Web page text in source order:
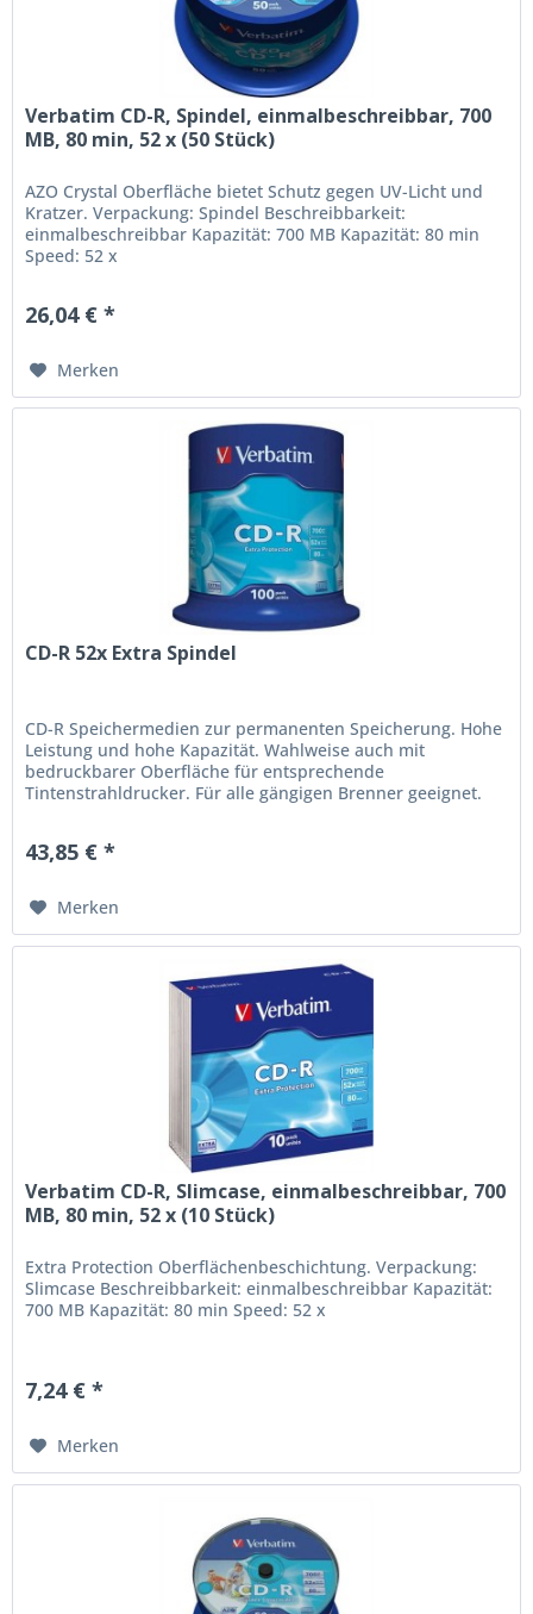
Verbatim CD-R, Spindel, einmalbeschreibbar, 700
MB, 80 min, 52 x (50 Stück)
AZO Crystal Oberfläche bietet Schutz gegen UV-Licht und
Kratzer. Verpackung: Spindel Beschreibbarkeit:
einmalbeschreibbar Kapazität: 700 MB Kapazität: 80 min
Speed: 52 x
26,04 € *
Merken
CD-R 52x Extra Spindel
CD-R Speichermedien zur permanenten Speicherung. Hohe
Leistung und hohe Kapazität. Wahlweise auch mit
bedruckbarer Oberfläche für entsprechende
Tintenstrahldrucker. Für alle gängigen Brenner geeignet.
43,85 € *
Merken
Verbatim CD-R, Slimcase, einmalbeschreibbar, 700
MB, 80 min, 52 x (10 Stück)
Extra Protection Oberflächenbeschichtung. Verpackung:
Slimcase Beschreibbarkeit: einmalbeschreibbar Kapazität:
700 MB Kapazität: 80 min Speed: 52 x
7,24 € *
Merken